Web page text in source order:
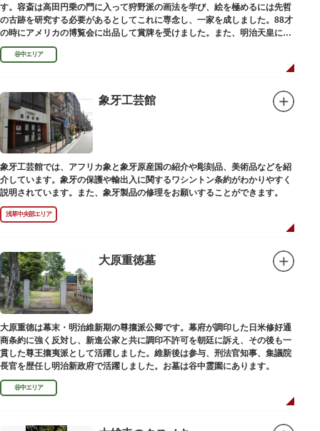
す。容斎は高田円乗の門に入って狩野派の画法を学び、絵を極めるには先哲
の古跡を研究する必要があるとしてこれに専念し、一家を成しました。88才
の時にアメリカの博覧会に出品して賞牌を受けました。また、明治天皇に
「日本画史」の称を賜りました。
谷中エリア
象牙工芸館
象牙工芸館では、アフリカ象と象牙原産国の紹介や彫刻品、美術品などを紹
介しています。象牙の保護や輸出入に関するワシントン条約がわかりやすく
説明されています。また、象牙製品の修理をお願いすることができます。
浅草中央部エリア
大原重徳墓
大原重徳は幕末・明治維新期の尊攘派公卿です。幕府が調印した日米修好通
商条約に強く反対し、新進公家と共に調印不許可を朝廷に訴え、その後も一
貫した尊王攘夷派として活躍しました。維新後は参与、刑法官知事、集議院
長官を歴任し明治新政府で活躍しました。お墓は谷中霊園にあります。
谷中エリア